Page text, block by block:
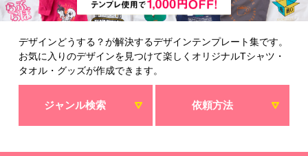
デザインどうする？が解決するデザインテンプレート集です。
お気に入りのデザインを見つけて楽しくオリジナルTシャツ・
タオル・グッズが作成できます。
ジャンル検索 依頼方法